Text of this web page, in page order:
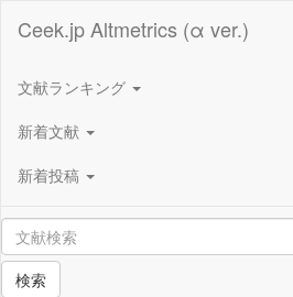
Ceek.jp Altmetrics (α ver.)
文献ランキング
新着文献
新着投稿
検索